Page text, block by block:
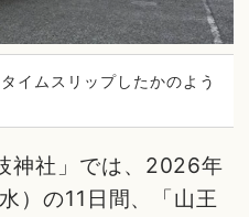
イムスリップしたかのよう
神社」では、2026年
）の11日間、「山王